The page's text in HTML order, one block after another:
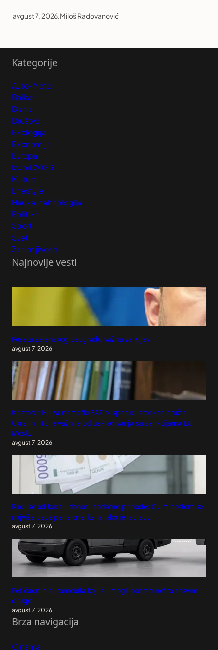
avgust 7, 2026.Miloš Radovanović
Kategorije
Auto-Moto
Balkan
Biznis
Društvo
Ekologija
Ekonomija
Evropa
Izbori 2023
Kultura
Lifestyle
Nauka i tehnologija
Politika
Sport
Svet
Zanimljivosti
Najnovije vesti
Poseta Zelenskog Beogradu važna za Kijev
avgust 7, 2026
Kristofer Hil za nemački FAZ o isporuci srpskog oružja
Ukrajini: To je važnije od usklađivanja sa sankcijama EU
Moskvi
avgust 7, 2026
Radi se od kuće i donosi dodatne prihode: Ovim poslom se
najviše bave penzionerke, a jako je isplativ
avgust 7, 2026
Pet čudnih automobila koji su mogli postati nešto sasvim
drugo
avgust 7, 2026
Brza navigacija
O nama